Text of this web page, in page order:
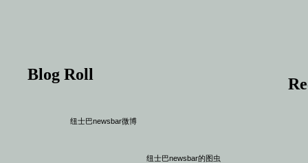
Blog Roll
纽士巴newsbar微博
纽士巴newsbar的图虫